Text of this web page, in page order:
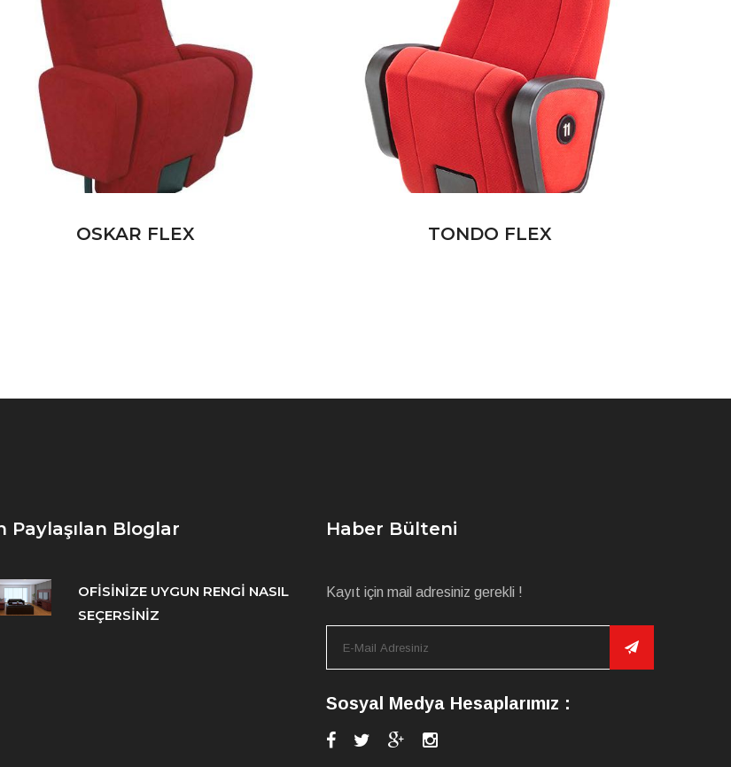
OSKAR FLEX TONDO FLEX
Paylaşılan Bloglar
OFİSİNİZE UYGUN RENGİ NASIL
SEÇERSİNİZ
Haber Bülteni
Kayıt için mail adresiniz gerekli !
Sosyal Medya Hesaplarımız :